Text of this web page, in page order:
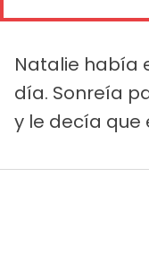
Natalie había
día. Sonreía
y le decía que